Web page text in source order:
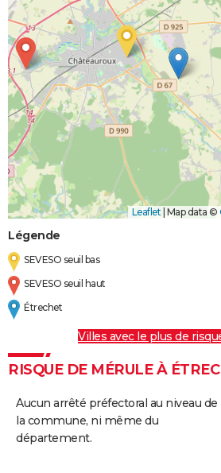
Leaflet | Map data ©
Légende
SEVESO seuil bas
SEVESO seuil haut
Étrechet
Villes avec le plus de
RISQUE DE MÉRULE À
Aucun arrêté préfectoral au niveau de
la commune, ni même du
département.